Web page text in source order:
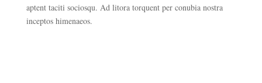
aptent taciti sociosqu. Ad litora torquent per conubia nostra
inceptos himenaeos.